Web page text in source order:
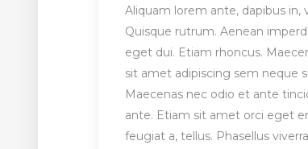
Aliquam lorem ante, dapibus in,
Quisque rutrum. Aenean
eget dui. Etiam rhoncus.
sit amet adipiscing sem neque
Maecenas nec odio et ante
ante. Etiam sit amet orci eget
feugiat a, tellus. Phasellus